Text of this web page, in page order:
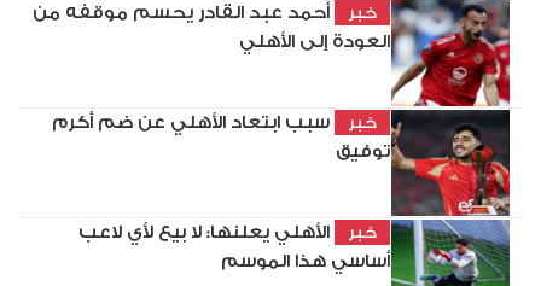
خبر
أحمد عبد القادر يحسم موقفه من
العودة إلى الأهلي
خبر
سبب ابتعاد الأهلي عن ضم أكرم
توفيق
خبر
الأهلي يعلنها: لا بيع لأي لاعب
أساسي هذا الموسم